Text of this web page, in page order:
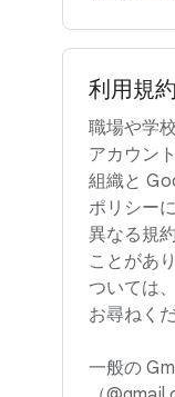
利用規約
職場や​学
アカウン
組織と
ポリシー
異なる​規
ことがあ
ついては
お尋ねく
一般の